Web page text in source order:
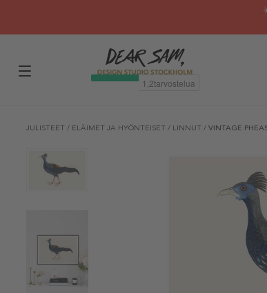
JULISTEET / ELÄIMET JA HYÖNTEISET / LINNUT / VINTAGE